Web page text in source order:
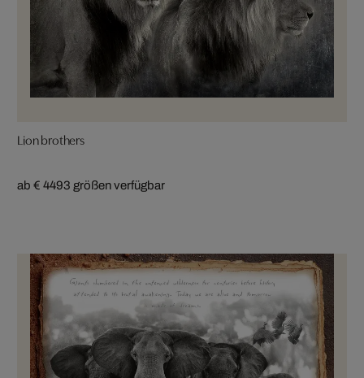
Lion brothers
ab € 4493 größen verfügbar